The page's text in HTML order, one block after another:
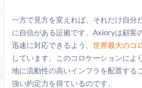
一方で見方を変えれば、それだけ自分
に自信がある証拠です。Axioryは顧客
迅速に対応できるよう、 世界最大のコ
しています。このコロケーションによ
地に流動性の高いインフラを配置する
強い約定力を得ているのです。